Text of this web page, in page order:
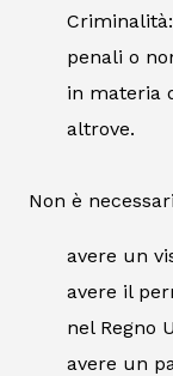
penali o
in materia
altrove.
Non è
avere un
avere il
nel Regno
avere un